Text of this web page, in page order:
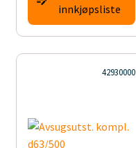
innkjøpsliste
42930000